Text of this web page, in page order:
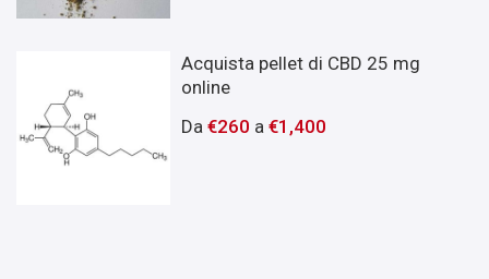
Acquista pellet di CBD 25 mg
online
Da€260 a€1,400